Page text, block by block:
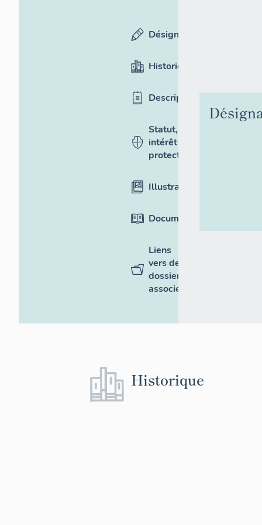
Désignation
Historique
Description
Statut,
intérêt et
protection
Illustrations
Documentation
Liens
vers des
dossiers
associés
Historique